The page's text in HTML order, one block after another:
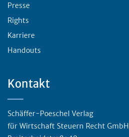
Presse
Rights
Karriere
Handouts
Kontakt
Schäffer-Poeschel Verlag
für Wirtschaft Steuern Recht GmbH